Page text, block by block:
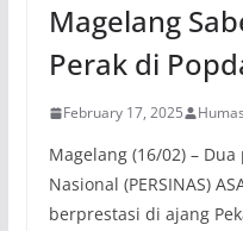
Magelang
Perak di
February 17, 2025 Humas
Magelang (16/02) –
Nasional (PERSINAS)
berprestasi di ajang